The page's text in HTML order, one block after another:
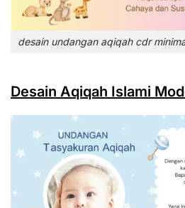
desain undangan aqiqah cdr
Desain Aqiqah Islami